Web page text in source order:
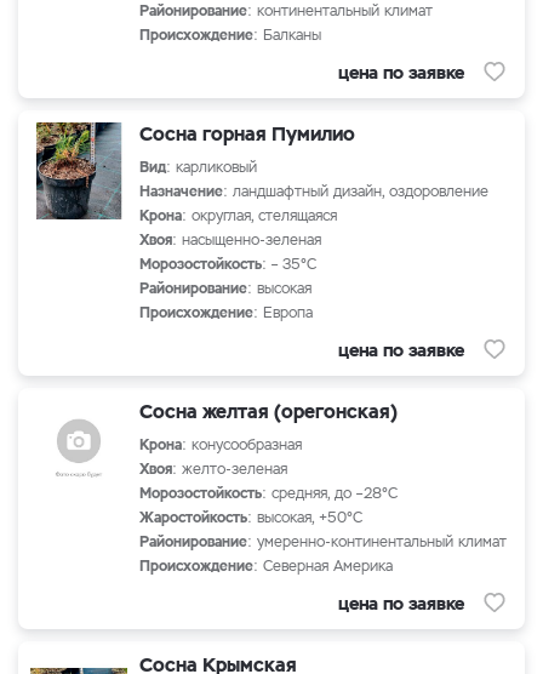
Районирование: континентальный климат
Происхождение: Балканы
цена по заявке
Сосна горная Пумилио
Вид: карликовый
Назначение: ландшафтный дизайн, оздоровление
Крона: округлая, стелящаяся
Хвоя: насыщенно-зеленая
Морозостойкость: – 35°С
Районирование: высокая
Происхождение: Европа
цена по заявке
Сосна желтая (орегонская)
Крона: конусообразная
Хвоя: желто-зеленая
Морозостойкость: средняя, до –28°С
Жаростойкость: высокая, +50°С
Районирование: умеренно-континентальный климат
Происхождение: Северная Америка
цена по заявке
Сосна Крымская